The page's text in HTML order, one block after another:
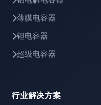
薄膜电容器
钽电容器
超级电容器
行业解决方案